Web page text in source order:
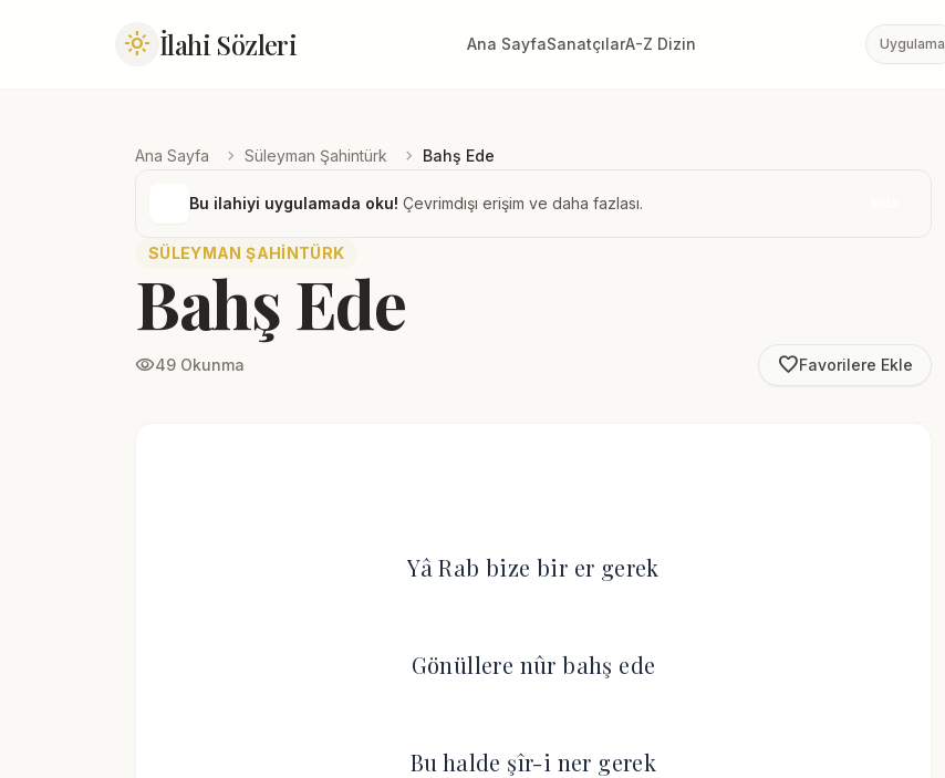
light_mode İlahi Sözleri Ana SayfaSanatçılarA-Z Dizin Uygulama
Ana Sayfa chevron_right Süleyman Şahintürk chevron_right Bahş Ede
Bu ilahiyi uygulamada oku! Çevrimdışı erişim ve daha fazlası.
SÜLEYMAN ŞAHINTÜRK
Bahş Ede
visibility49 Okunma favorite_borderFavorilere Ekle
Yâ Rab bize bir er gerek
Gönüllere nûr bahş ede
Bu halde şîr-i ner gerek